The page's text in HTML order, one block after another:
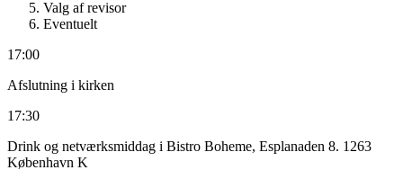
Kaffepause og rundvisning i Gustavskirken
Udviklingen i religionens betydning for domstolene
Debat om dagens emner